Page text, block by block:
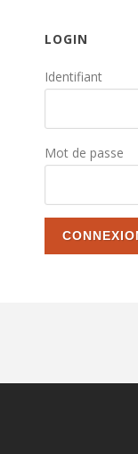
LOGIN
Identifiant
Mot de passe